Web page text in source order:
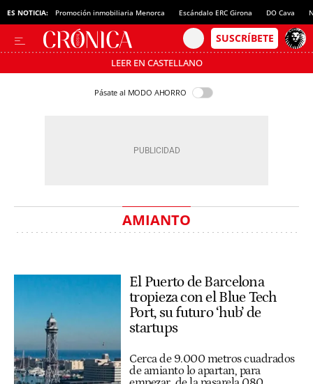
ES NOTICIA: Promoción inmobiliaria Menorca Escándalo ERC Girona DO Cava
LEER EN CASTELLANO
Pásate al MODO AHORRO
AMIANTO
El Puerto de Barcelona
tropieza con el Blue Tech
Port, su futuro ‘hub’ de
startups
Cerca de 9.000 metros cuadrados
de amianto lo apartan, para